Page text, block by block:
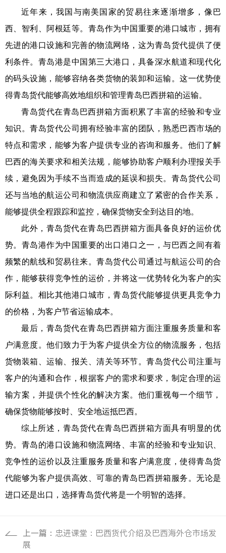
近年来，我国与南美国家的贸易往来逐渐增多，像巴
西、智利、阿根廷等。青岛作为中国重要的港口城市，拥有
先进的港口设施和完善的物流网络，这为青岛货代提供了便
利条件。青岛港是中国第三大港口，具备深水航道和现代化
的码头设施，能够容纳各类货物的装卸和运输。这一优势使
得青岛货代能够高效地组织和管理青岛巴西拼箱的运输。
青岛货代在青岛巴西拼箱方面积累了丰富的经验和专业
知识。青岛货代公司拥有经验丰富的团队，熟悉巴西市场的
特点和需求，能够为客户提供专业的咨询和服务。他们了解
巴西的海关要求和相关法规，能够协助客户顺利办理报关手
续，避免因为手续不当而造成的延误和损失。青岛货代公司
还与当地的航运公司和物流供应商建立了紧密的合作关系，
能够提供全程跟踪和监控，确保货物安全到达目的地。
此外，青岛货代在青岛巴西拼箱方面具备良好的运价优
势。青岛港作为中国重要的出口港口之一，与巴西之间有着
频繁的航线和贸易往来。青岛货代公司通过与航运公司的合
作，能够获得竞争性的运价，并将这一优势转化为客户的实
际利益。相比其他港口城市，青岛货代能够提供更具竞争力
的价格，为客户节省运输成本。
最后，青岛货代在青岛巴西拼箱方面注重服务质量和客
户满意度。他们致力于为客户提供全方位的物流服务，包括
货物装箱、运输、报关、清关等环节。青岛货代公司注重与
客户的沟通和合作，根据客户的需求和要求，制定合理的运
输方案，并提供个性化的解决方案。他们重视每一个细节，
确保货物能够按时、安全地运抵巴西。
综上所述，青岛货代在青岛巴西拼箱方面具有明显的优
势。青岛的港口设施和物流网络、丰富的经验和专业知识、
竞争性的运价以及注重服务质量和客户满意度，使得青岛货
代能够为客户提供高效、可靠的青岛巴西拼箱服务。无论是
进口还是出口，选择青岛货代将是一个明智的选择。
上一篇： 忠进课堂：巴西货代介绍及巴西海外仓市场发
展